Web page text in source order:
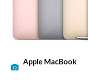
Apple MacBook